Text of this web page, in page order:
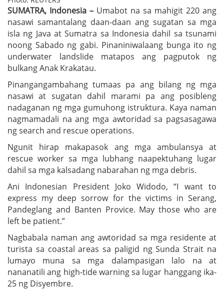
SUMATRA, Indonesia – Umabot na sa mahigit 220 ang
nasawi samantalang daan-daan ang sugatan sa mga
isla ng Java at Sumatra sa Indonesia dahil sa tsunami
noong Sabado ng gabi. Pinaniniwalaang bunga ito ng
underwater landslide matapos ang pagputok ng
bulkang Anak Krakatau.
Pinangangambahang tumaas pa ang bilang ng mga
nasawi at sugatan dahil marami pa ang posibleng
nadaganan ng mga gumuhong istruktura. Kaya naman
nagmamadali na ang mga awtoridad sa pagsasagawa
ng search and rescue operations.
Ngunit hirap makapasok ang mga ambulansya at
rescue worker sa mga lubhang naapektuhang lugar
dahil sa mga kalsadang nabarahan ng mga debris.
Ani Indonesian President Joko Widodo, “I want to
express my deep sorrow for the victims in Serang,
Pandeglang and Banten Provice. May those who are
left be patient.”
Nagbabala naman ang awtoridad sa mga residente at
turista sa coastal areas sa paligid ng Sunda Strait na
lumayo muna sa mga dalampasigan lalo na at
nananatili ang high-tide warning sa lugar hanggang ika-
25 ng Disyembre.